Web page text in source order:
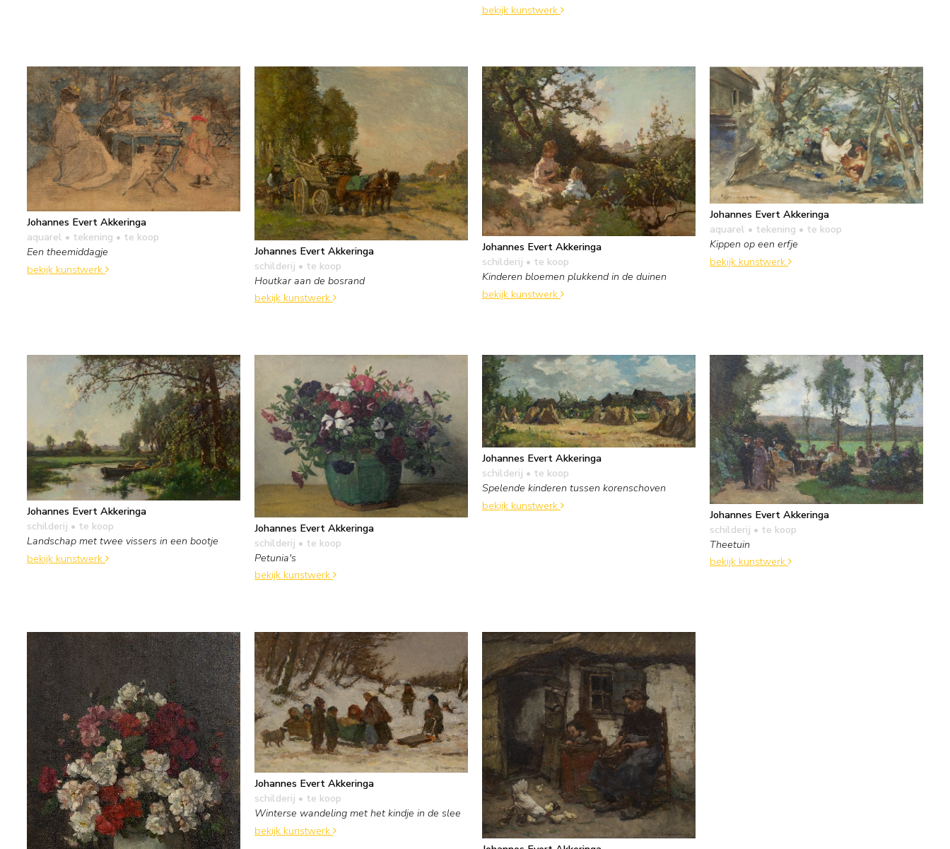
bekijk kunstwerk
Johannes Evert Akkeringa
aquarel • tekening • te koop
Een theemiddagje
bekijk kunstwerk
Johannes Evert Akkeringa
schilderij • te koop
Houtkar aan de bosrand
bekijk kunstwerk
Johannes Evert Akkeringa
schilderij • te koop
Kinderen bloemen plukkend in de duinen
bekijk kunstwerk
Johannes Evert Akkeringa
aquarel • tekening • te koop
Kippen op een erfje
bekijk kunstwerk
Johannes Evert Akkeringa
schilderij • te koop
Landschap met twee vissers in een bootje
bekijk kunstwerk
Johannes Evert Akkeringa
schilderij • te koop
Petunia's
bekijk kunstwerk
Johannes Evert Akkeringa
schilderij • te koop
Spelende kinderen tussen korenschoven
bekijk kunstwerk
Johannes Evert Akkeringa
schilderij • te koop
Theetuin
bekijk kunstwerk
Johannes Evert Akkeringa
schilderij • te koop
Winterse wandeling met het kindje in de slee
bekijk kunstwerk